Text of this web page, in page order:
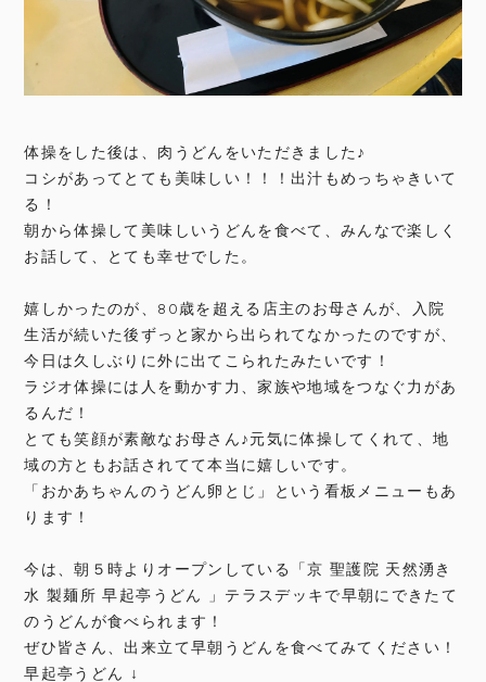
体操をした後は、肉うどんをいただきました♪
コシがあってとても美味しい！！！出汁もめっちゃきいて
る！
朝から体操して美味しいうどんを食べて、みんなで楽しく
お話して、とても幸せでした。
嬉しかったのが、80歳を超える店主のお母さんが、入院
生活が続いた後ずっと家から出られてなかったのですが、
今日は久しぶりに外に出てこられたみたいです！
ラジオ体操には人を動かす力、家族や地域をつなぐ力があ
るんだ！
とても笑顔が素敵なお母さん♪元気に体操してくれて、地
域の方ともお話されてて本当に嬉しいです。
「おかあちゃんのうどん卵とじ」という看板メニューもあ
ります！
今は、朝５時よりオープンしている「京 聖護院 天然湧き
水 製麺所 早起亭うどん 」テラスデッキで早朝にできたて
のうどんが食べられます！
ぜひ皆さん、出来立て早朝うどんを食べてみてください！
早起亭うどん ↓